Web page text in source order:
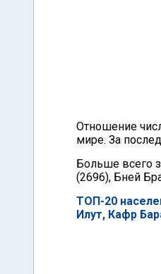
Отношение
мире. За
Больше всего
(2696), Бней
ТОП-20
Илут, Кафр